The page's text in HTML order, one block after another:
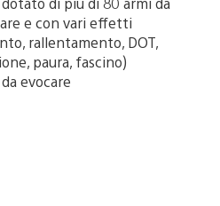
e con vari effetti
rallentamento, DOT,
paura, fascino)
evocare